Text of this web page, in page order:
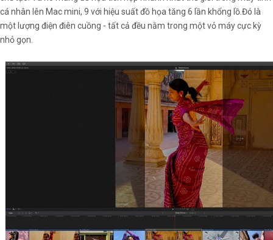
cá nhân lên Mac mini, 9 với hiệu suất đồ họa tăng 6 lần khổng lồ.Đó là
một lượng điện điên cuồng - tất cả đều nằm trong một vỏ máy cực kỳ
nhỏ gọn.